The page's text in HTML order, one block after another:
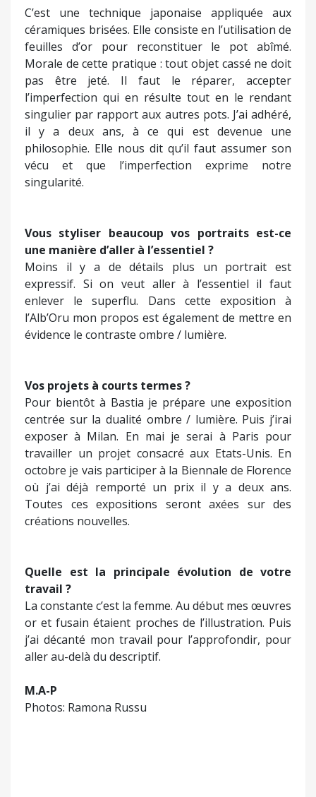
C’est une technique japonaise appliquée aux
céramiques brisées. Elle consiste en l’utilisation de
feuilles d’or pour reconstituer le pot abîmé.
Morale de cette pratique : tout objet cassé ne doit
pas être jeté. Il faut le réparer, accepter
l’imperfection qui en résulte tout en le rendant
singulier par rapport aux autres pots. J’ai adhéré,
il y a deux ans, à ce qui est devenue une
philosophie. Elle nous dit qu’il faut assumer son
vécu et que l’imperfection exprime notre
singularité.
Vous styliser beaucoup vos portraits est-ce
une manière d’aller à l’essentiel ?
Moins il y a de détails plus un portrait est
expressif. Si on veut aller à l’essentiel il faut
enlever le superflu. Dans cette exposition à
l’Alb’Oru mon propos est également de mettre en
évidence le contraste ombre / lumière.
Vos projets à courts termes ?
Pour bientôt à Bastia je prépare une exposition
centrée sur la dualité ombre / lumière. Puis j’irai
exposer à Milan. En mai je serai à Paris pour
travailler un projet consacré aux Etats-Unis. En
octobre je vais participer à la Biennale de Florence
où j’ai déjà remporté un prix il y a deux ans.
Toutes ces expositions seront axées sur des
créations nouvelles.
Quelle est la principale évolution de votre
travail ?
La constante c’est la femme. Au début mes œuvres
or et fusain étaient proches de l’illustration. Puis
j’ai décanté mon travail pour l’approfondir, pour
aller au-delà du descriptif.
M.A-P
Photos: Ramona Russu